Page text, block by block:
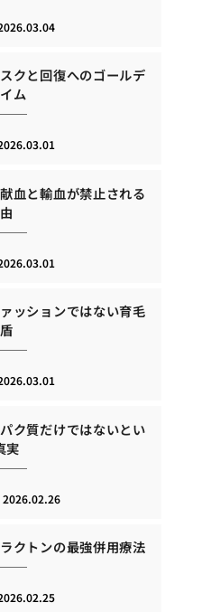
クと回復へのゴールデ
ム
血と輸血が禁止される
ッションではない育毛
ク質だけではないとい
実
2026.02.26
クトンの最強併用療法